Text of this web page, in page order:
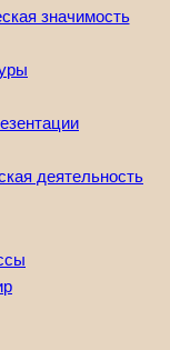
значимость
деятельность